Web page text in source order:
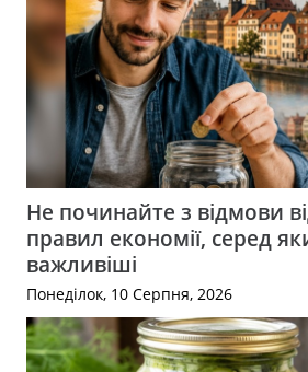
Не починайте з відмови
правил економії, серед
важливіші
Понеділок, 10 Серпня, 2026